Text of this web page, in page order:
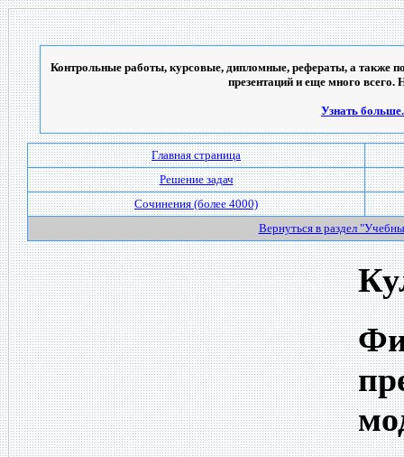
Контрольные работы, курсовые, дипломные, рефераты, а также
презентаций и еще много всего.
Узнать
Главная страница
Решение задач
Сочинения (более 4000)
Вернуться в раздел